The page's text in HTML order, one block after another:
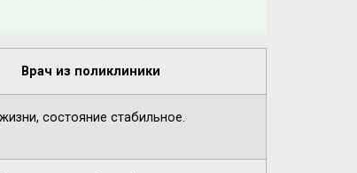
Врач из поликлиники
состояние стабильное.